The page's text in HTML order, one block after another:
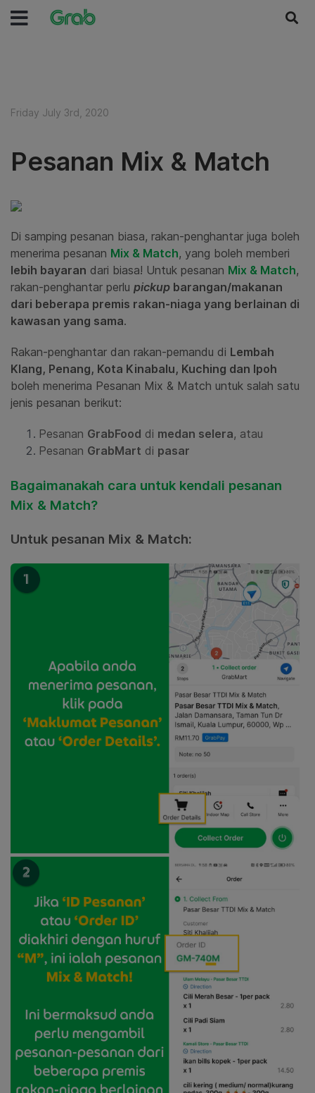
Friday July 3rd, 2020
Pesanan Mix & Match
Di samping pesanan biasa, rakan-penghantar juga boleh
menerima pesanan Mix & Match, yang boleh memberi
lebih bayaran dari biasa! Untuk pesanan Mix & Match,
rakan-penghantar perlu pickup barangan/makanan
dari beberapa premis rakan-niaga yang berlainan di
kawasan yang sama.
Rakan-penghantar dan rakan-pemandu di Lembah
Klang, Penang, Kota Kinabalu, Kuching dan Ipoh
boleh menerima Pesanan Mix & Match untuk salah satu
jenis pesanan berikut:
Pesanan GrabFood di medan selera, atau
Pesanan GrabMart di pasar
Bagaimanakah cara untuk kendali pesanan
Mix & Match?
Untuk pesanan Mix & Match: